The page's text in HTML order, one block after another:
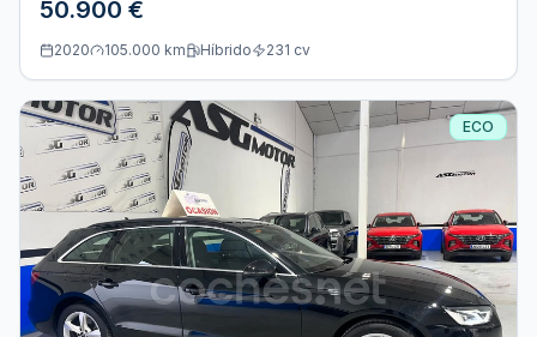
50.900 €
2020 105.000 km Híbrido 231 cv
ECO